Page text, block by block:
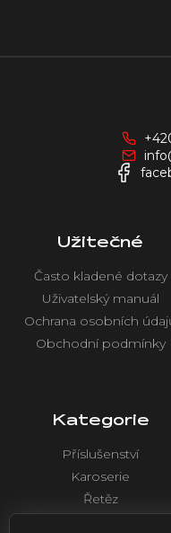
Užitečné
Často kladené dotazy
Uživatelský manuál
Ochrana osobních
Obchodní podmínky
Kategorie
Příslušenství
Karoserie
Řetěz